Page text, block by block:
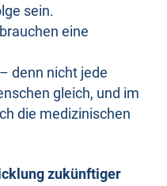
sein.
eine
denn nicht jede
gleich, und im
die medizinischen
zukünftiger